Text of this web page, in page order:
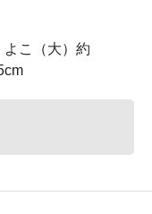
よこ（大）約